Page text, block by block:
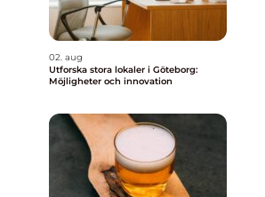
02. aug
Utforska stora lokaler i Göteborg:
Möjligheter och innovation